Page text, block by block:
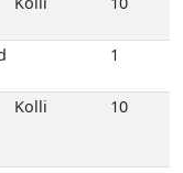
1
Kolli 10